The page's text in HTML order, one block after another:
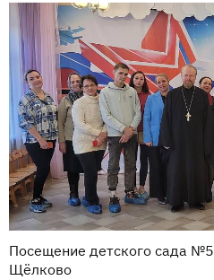
Посещение детского сада
Щёлково